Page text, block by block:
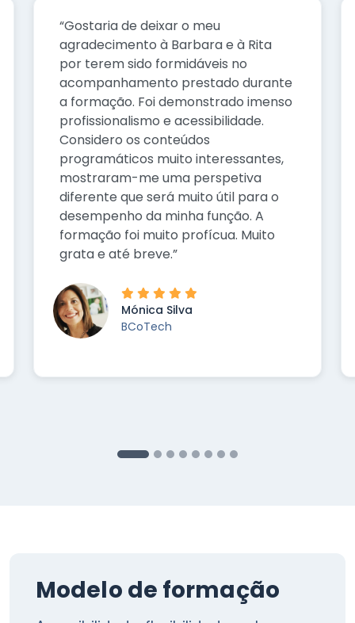
“Gostaria de deixar o meu
agradecimento à Barbara e à Rita
por terem sido formidáveis no
acompanhamento prestado durante
a formação. Foi demonstrado imenso
profissionalismo e acessibilidade.
Considero os conteúdos
programáticos muito interessantes,
mostraram-me uma perspetiva
diferente que será muito útil para o
desempenho da minha função. A
formação foi muito profícua. Muito
grata e até breve.”
Mónica Silva
BCoTech
Modelo de formação